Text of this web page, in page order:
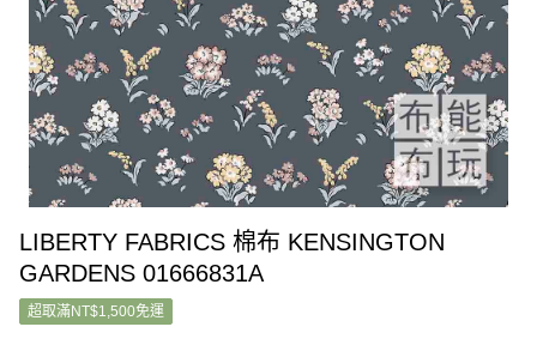
LIBERTY FABRICS 棉布 KENSINGTON
GARDENS 01666831A
超取滿NT$1,500免運